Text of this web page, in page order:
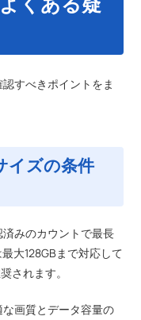
すべきポイントをま
イズの条件
みのカウントで最長
大128GBまで対応して
されます。
画質とデータ容量の